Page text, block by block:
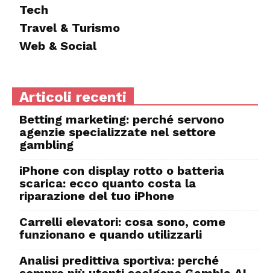
Tech
Travel & Turismo
Web & Social
Articoli recenti
Betting marketing: perché servono
agenzie specializzate nel settore
gambling
iPhone con display rotto o batteria
scarica: ecco quanto costa la
riparazione del tuo iPhone
Carrelli elevatori: cosa sono, come
funzionano e quando utilizzarli
Analisi predittiva sportiva: perché